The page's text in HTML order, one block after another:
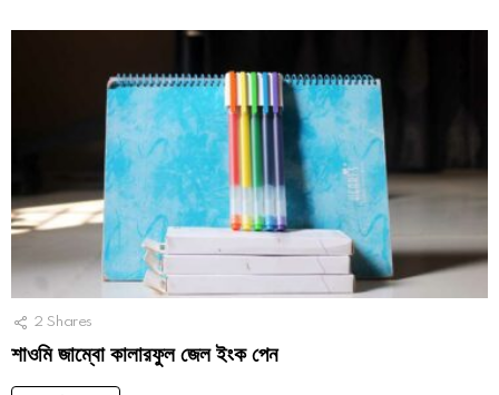
2 Shares
শাওমি জাম্বো কালারফুল জেল ইংক পেন